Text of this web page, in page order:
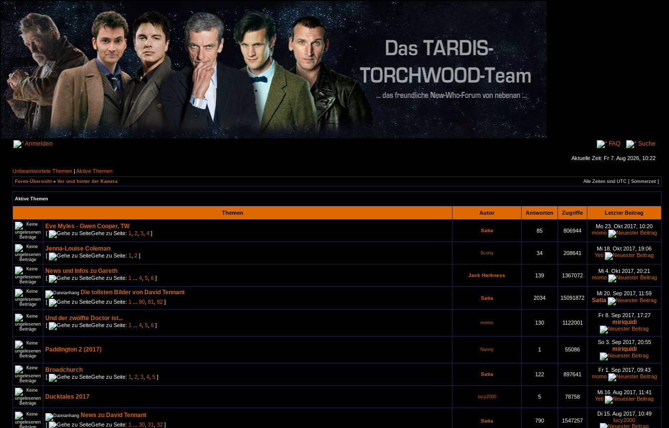
Anmelden FAQ Suche
Aktuelle Zeit: Fr 7. Aug 2026, 10:22
Unbeantwortete Themen | Aktive Themen
Foren-Übersicht » Vor und hinter der Kamera Alle Zeiten sind UTC [ Sommerzeit ]
Aktive Themen
Themen Autor Antworten Zugriffe Letzter Beitrag
Eve Myles - Gwen Cooper, TW
[ Gehe zu Seite: 1 2 3 4 ] Satia 85 806944
Mo 23. Okt 2017, 10:20
momo
Jenna-Louise Coleman
[ Gehe zu Seite: 1 2 ] Scotty 34 208641
Mi 18. Okt 2017, 19:06
Yeti
News und Infos zu Gareth
[ Gehe zu Seite: 1 4 5 6 ] Jack Harkness 139 1367072
Mi 4. Okt 2017, 20:21
momo
Die tollsten Bilder von David Tennant
[ Gehe zu Seite: 1 80 81 82 ]
Satia 2034 15091872
Mi 20. Sep 2017, 11:59
Satia
Und der zwölfte Doctor ist...
[ Gehe zu Seite: 1 4 5 6 ] momo 130 1122001
Fr 8. Sep 2017, 17:27
miriquidi
Paddington 2 (2017) Nanny 1 55086
So 3. Sep 2017, 20:55
miriquidi
Broadchurch
[ Gehe zu Seite: 1 2 3 4 5 ] Satia 122 897641
Fr 1. Sep 2017, 09:43
momo
Ducktales 2017 lucy2000 5 78758
Mi 16. Aug 2017, 11:41
Yeti
News zu David Tennant
[ Gehe zu Seite: 1 30 31 32 ]
Satia 790 1547257
Di 15. Aug 2017, 10:49
lucy2000